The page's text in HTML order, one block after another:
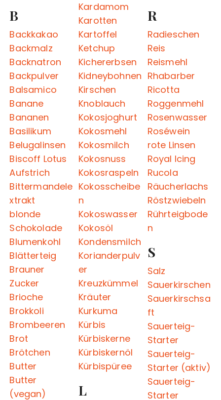
B
Backkakao
Backmalz
Backnatron
Backpulver
Balsamico
Banane
Bananen
Basilikum
Belugalinsen
Biscoff Lotus
Aufstrich
Bittermandele
xtrakt
blonde
Schokolade
Blumenkohl
Blätterteig
Brauner
Zucker
Brioche
Brokkoli
Brombeeren
Brot
Brötchen
Butter
Butter
(vegan)
Kardamom
Karotten
Kartoffel
Ketchup
Kichererbsen
Kidneybohnen
Kirschen
Knoblauch
Kokosjoghurt
Kokosmehl
Kokosmilch
Kokosnuss
Kokosraspeln
Kokosscheibe
n
Kokoswasser
Kokosöl
Kondensmilch
Korianderpulv
er
Kreuzkümmel
Kräuter
Kurkuma
Kürbis
Kürbiskerne
Kürbiskernöl
Kürbispüree
L
R
Radieschen
Reis
Reismehl
Rhabarber
Ricotta
Roggenmehl
Rosenwasser
Roséwein
rote Linsen
Royal Icing
Rucola
Räucherlachs
Röstzwiebeln
Rührteigbode
n
S
Salz
Sauerkirschen
Sauerkirschsa
ft
Sauerteig-
Starter
Sauerteig-
Starter (aktiv)
Sauerteig-
Starter